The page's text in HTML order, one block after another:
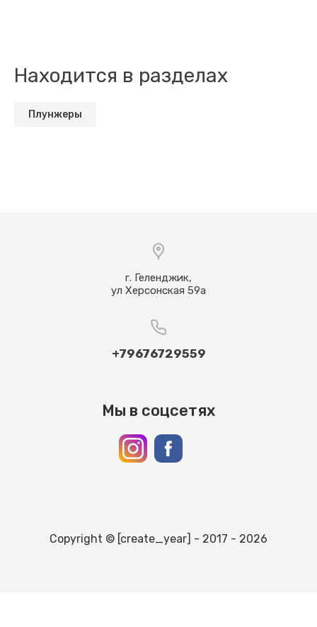
Находится в разделах
Плунжеры
Copyright © [create_year] - 2017 - 2026
г. Геленджик,
ул Херсонская 59а
+79676729559
Мы в соцсетях